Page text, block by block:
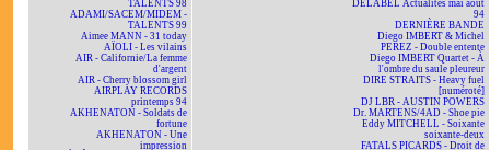
TALENTS 98
ADAMI/SACEM/MIDEM -
TALENTS 99
Aimee MANN - 31 today
AÏOLI - Les vilains
AIR - Californie/La femme
d'argent
AIR - Cherry blossom girl
AIRPLAY RECORDS
printemps 94
AKHENATON - Soldats de
fortune
AKHENATON - Une
impression
DELABEL Actualités mai août
94
DERNIÈRE BANDE
Diego IMBERT & Michel
PEREZ - Double entente
Diego IMBERT Quartet - À
l'ombre du saule pleureur
DIRE STRAITS - Heavy fuel
[numéroté]
DJ LBR - AUSTIN POWERS
Dr. MARTENS/4AD - Shoe pie
Eddy MITCHELL - Soixante
soixante-deux
FATALS PICARDS - Droit de